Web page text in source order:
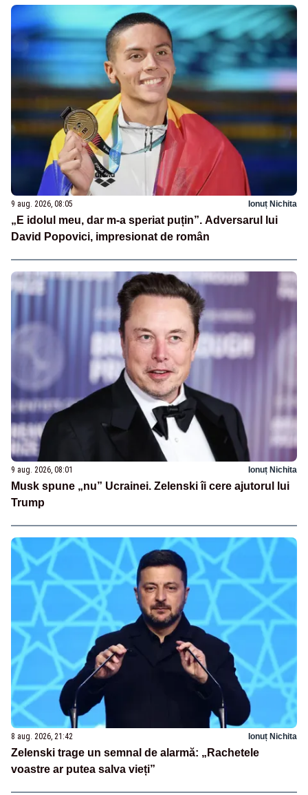
9 aug. 2026, 08:05 Ionuț Nichita
„E idolul meu, dar m-a speriat puțin”. Adversarul lui
David Popovici, impresionat de român
9 aug. 2026, 08:01 Ionuț Nichita
Musk spune „nu” Ucrainei. Zelenski îi cere ajutorul lui
Trump
8 aug. 2026, 21:42 Ionuț Nichita
Zelenski trage un semnal de alarmă: „Rachetele
voastre ar putea salva vieți”